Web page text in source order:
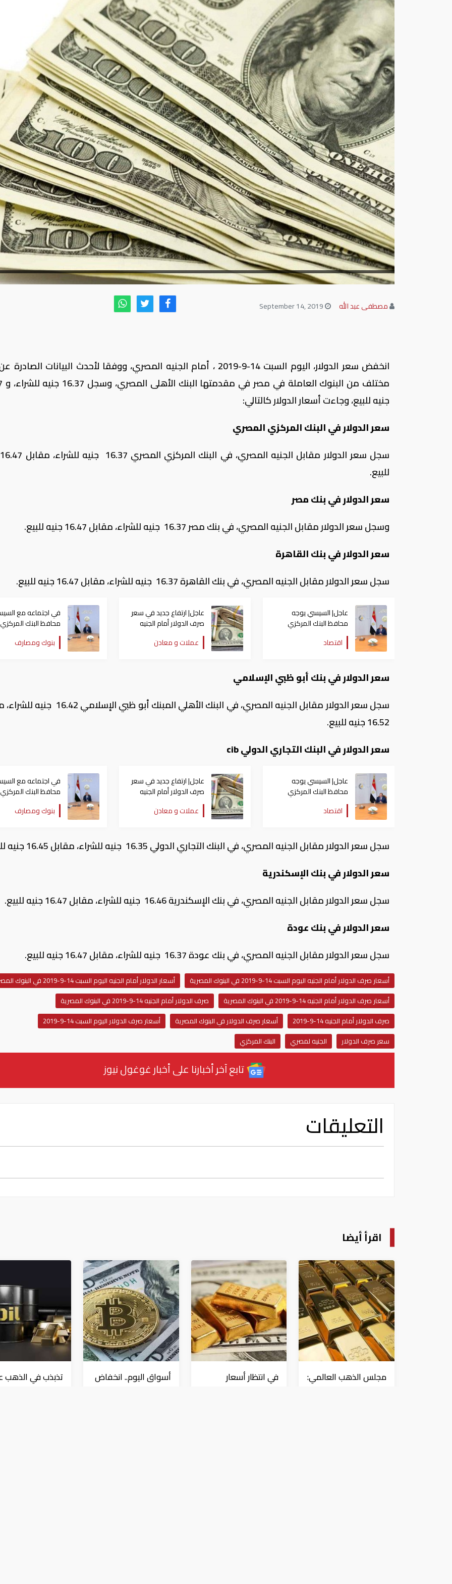
مصطفى عبد الله
انخفض سعر الدولار، اليوم السبت 14-9-2019 ، أمام الجنيه المصري، ووفقا لأحدث البيانات
جنيه للبيع، وجاءت أسعار الدولار كالتالي:
سعر الدولار في البنك المركزي المصري
للبيع.
سعر الدولار في بنك مصر
وسجل سعر الدولار مقابل الجنيه المصري، في بنك مصر 16.37 جنيه للشراء، مقابل 16.47 جنيه للبيع.
سعر الدولار في بنك القاهرة
سجل سعر الدولار مقابل الجنيه المصري، في بنك القاهرة 16.37 جنيه للشراء، مقابل 16.47 جنيه للبيع.
عاجل| السيسي يوجه
محافظ البنك المركزي
باحتواء التضخم
اقتصاد
عاجل| ارتفاع جديد في سعر
صرف الدولار أمام الجنيه
المصري
عملات و معادن
في اجتماعه مع
محافظ البنك المركزي
يعلن تسجيل أعلى
تاريخي للاحتياطي
بنوك ومصارف
سعر الدولار في بنك أبو ظبي الإسلامي
سجل سعر الدولار مقابل الجنيه المصري، في البنك الأهلي المبنك أبو ظبي
16.52 جنيه للبيع.
سعر الدولار في البنك التجاري الدوليcib
عاجل| السيسي يوجه
محافظ البنك المركزي
باحتواء التضخم
اقتصاد
عاجل| ارتفاع جديد في سعر
صرف الدولار أمام الجنيه
المصري
عملات و معادن
في اجتماعه مع
محافظ البنك المركزي
يعلن تسجيل أعلى
تاريخي للاحتياطي
بنوك ومصارف
سجل سعر الدولار مقابل الجنيه المصري، في البنك التجاري الدولي 16.35 جنيه للشراء، مقابل 16.45 جنيه للبيع.
سعر الدولار في بنك الإسكندرية
سجل سعر الدولار مقابل الجنيه المصري، في بنك الإسكندرية 16.46 جنيه للشراء، مقابل 16.47 جنيه للبيع.
سعر الدولار في بنك عودة
سجل سعر الدولار مقابل الجنيه المصري، في بنك عودة 16.37 جنيه للشراء، مقابل 16.47 جنيه للبيع.
أسعار صرف الدولار أمام الجنيه اليوم السبت 14-9-2019 في البنوك المصرية
أسعار الدولار أمام الجنيه اليوم السبت 14-9-2019 في البنوك المصرية
أسعار صرف الدولار أمام الجنيه 14-9-2019 في البنوك المصرية
صرف الدولار أمام الجنيه 14-9-2019 في البنوك المصرية
صرف الدولار أمام الجنيه 14-9-2019
أسعار صرف الدولار في البنوك المصرية
أسعار صرف الدولار اليوم السبت 14-9-2019
سعر صرف الدولار
الجنيه لمصري البنك المركزي
تابع آخر أخبارنا على أخبار غوغول نيوز
التعليقات
اقرأ أيضا
مجلس الذهب العالمي:
في انتظار أسعار
أسواق اليوم.. انخفاض
تذبذب في